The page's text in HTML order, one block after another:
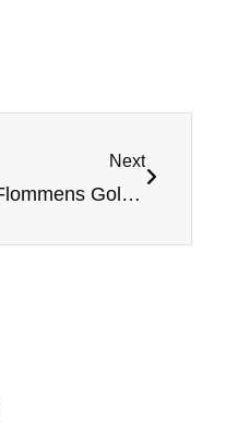
Next
Flommens Golf Club – Review and Rating